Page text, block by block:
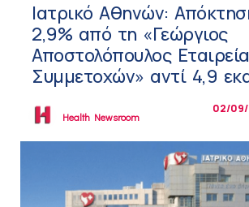
Ιατρικό Αθηνών:
2,9% από τη «Γεώργιος
Αποστολόπουλος Εταιρεία
Συμμετοχών» αντί 4,9
Health Newsroom
02/